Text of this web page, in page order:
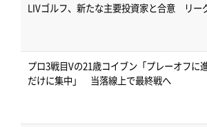
LIVゴルフ、新たな主要投資家と合意 リー
プロ3戦目Vの21歳コイブン「プレーオフに
だけに集中」 当落線上で最終戦へ